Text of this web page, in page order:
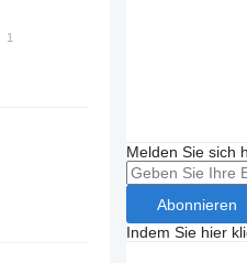
Melden Sie sich
Abonnieren
Indem Sie hier